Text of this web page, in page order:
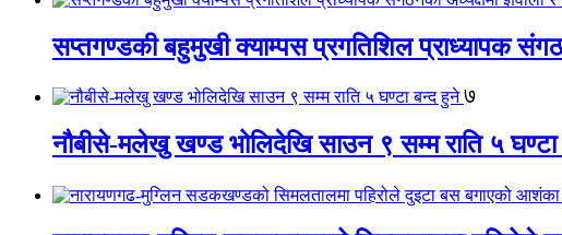
सप्तगण्डकी बहुमुखी क्याम्पस प्रगतिशिल प्राध्यापक
७
नौबीसे-मलेखु खण्ड भोलिदेखि साउन ९ सम्म राति ५